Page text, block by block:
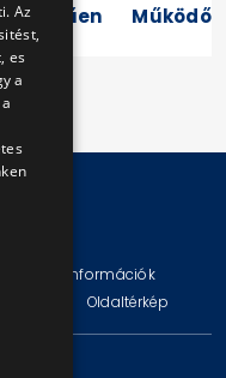
Működő
Technikai információk
Oldaltérkép
Az
es
a